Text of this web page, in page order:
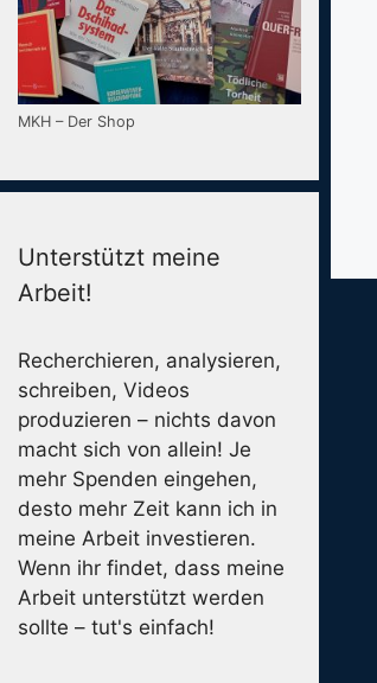
MKH – Der Shop
Unterstützt meine
Arbeit!
Recherchieren, analysieren,
schreiben, Videos
produzieren – nichts davon
macht sich von allein! Je
mehr Spenden eingehen,
desto mehr Zeit kann ich in
meine Arbeit investieren.
Wenn ihr findet, dass meine
Arbeit unterstützt werden
sollte – tut's einfach!